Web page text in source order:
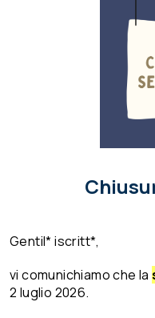
Gentil* iscritt*,
vi comunichiamo che la
2 luglio 2026.